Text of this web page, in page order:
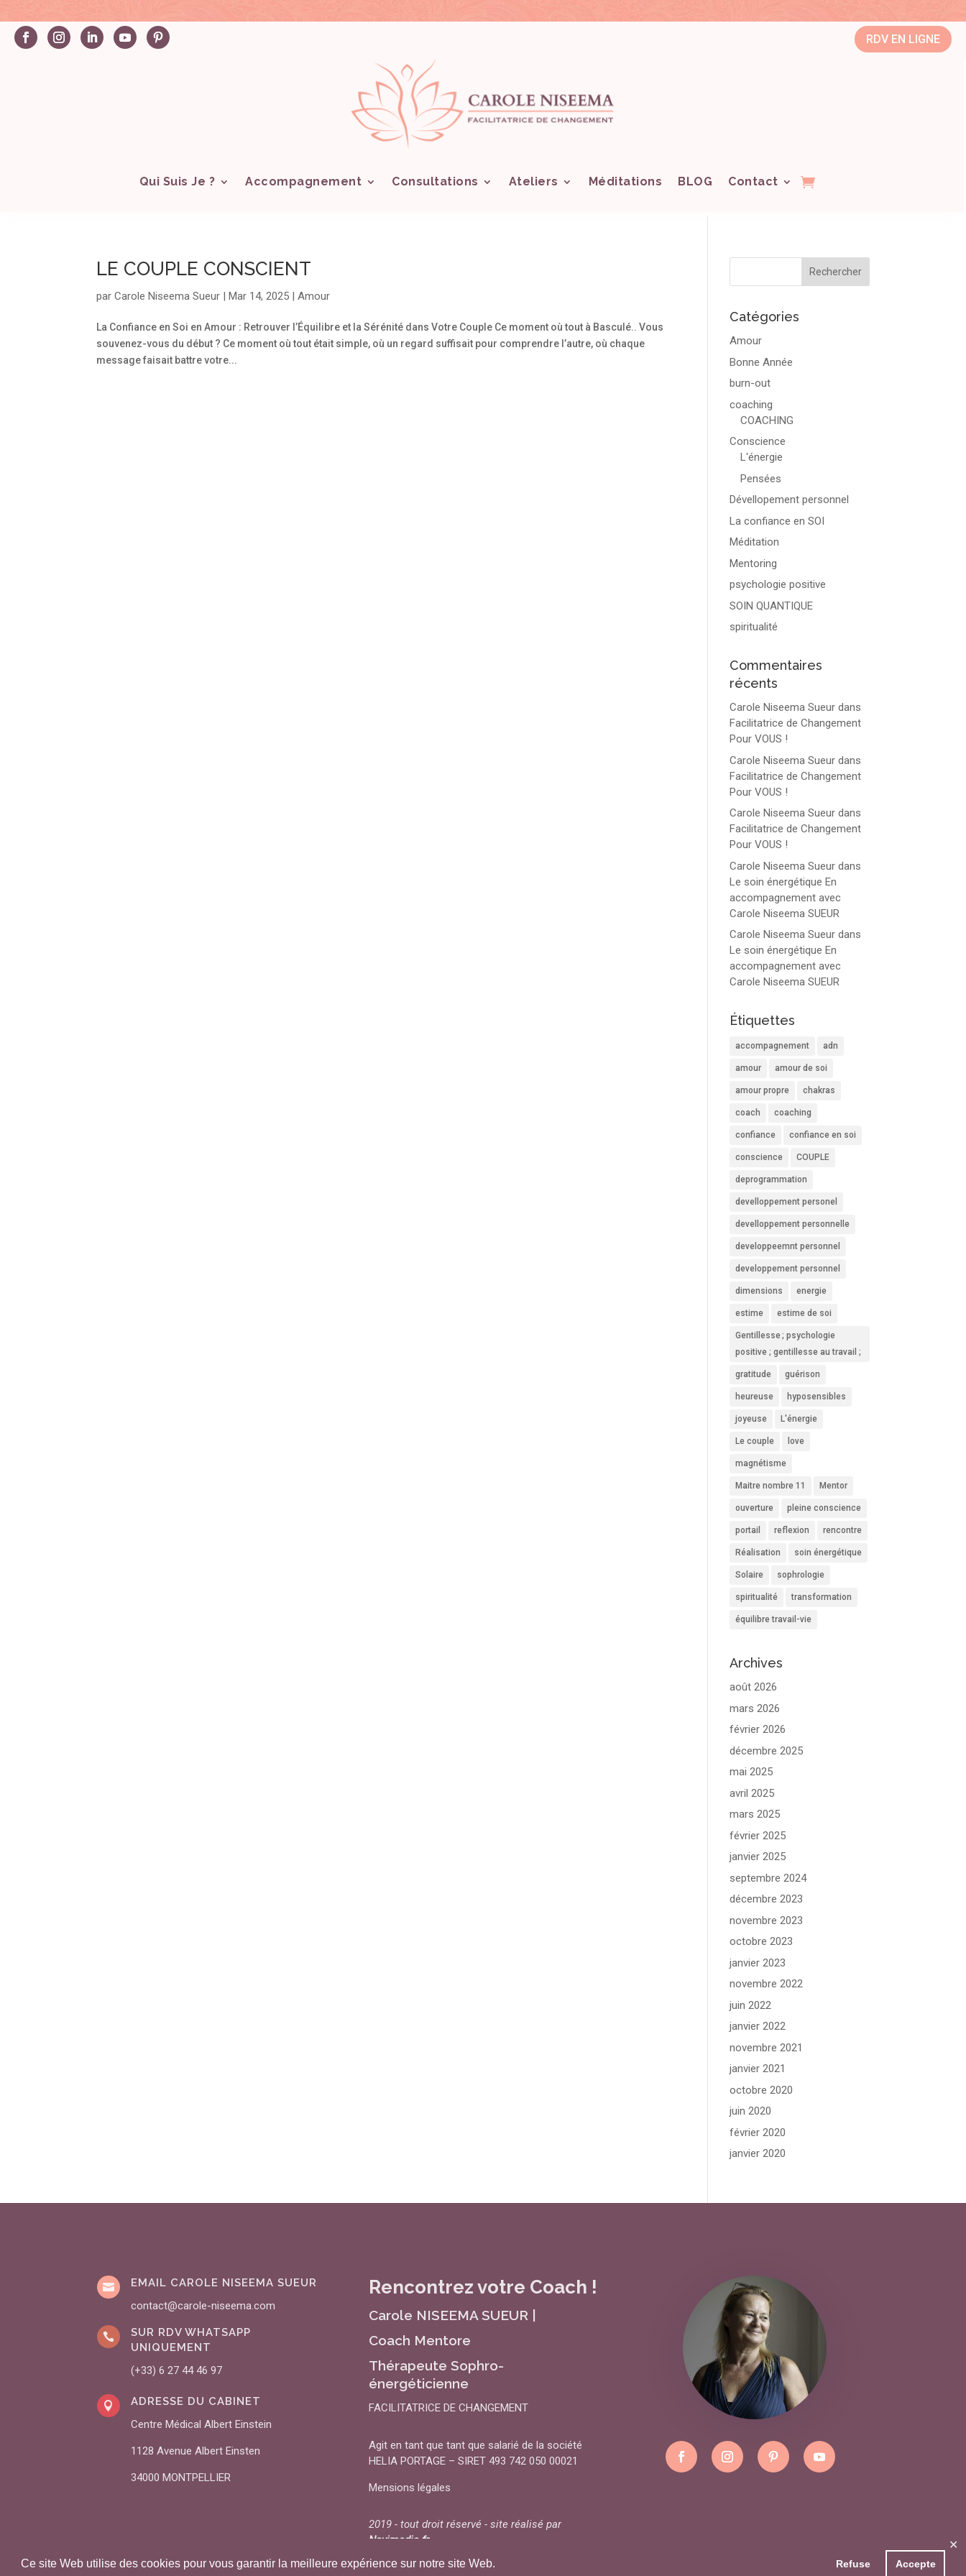
Ce site Web utilise des cookies pour vous garantir la meilleure expérience sur notre site Web. Refuse Accepte
✕
RDV EN LIGNE
Qui Suis Je ? Accompagnement Consultations Ateliers Méditations BLOG Contact
LE COUPLE CONSCIENT
parCarole Niseema Sueur Mar 14, 2025 |Amour
La Confiance en Soi en Amour : Retrouver l’Équilibre et la Sérénité dans Votre Couple Ce moment où tout à Basculé.. Vous
souvenez-vous du début ? Ce moment où tout était simple, où un regard suffisait pour comprendre l’autre, où chaque
message faisait battre votre...
Catégories
Amour
Bonne Année
burn-out
coaching
COACHING
Conscience
L'énergie
Pensées
Dévellopement personnel
La confiance en SOI
Méditation
Mentoring
psychologie positive
SOIN QUANTIQUE
spiritualité
Commentaires
récents
Carole Niseema Sueur dans
Facilitatrice de Changement
Pour VOUS !
Carole Niseema Sueur dans
Facilitatrice de Changement
Pour VOUS !
Carole Niseema Sueur dans
Facilitatrice de Changement
Pour VOUS !
Carole Niseema Sueur dans
Le soin énergétique En
accompagnement avec
Carole Niseema SUEUR
Carole Niseema Sueur dans
Le soin énergétique En
accompagnement avec
Carole Niseema SUEUR
Étiquettes
accompagnement adn
amour amour de soi
amour propre chakras
coach coaching
confiance confiance en soi
conscience COUPLE
deprogrammation
develloppement personel
develloppement personnelle
developpeemnt personnel
developpement personnel
dimensions energie
estime estime de soi
Gentillesse ; psychologie
positive ; gentillesse au travail ;
gratitude guérison
heureuse hyposensibles
joyeuse L'énergie
Le couple love
magnétisme
Maitre nombre 11 Mentor
ouverture pleine conscience
portail reflexion rencontre
Réalisation soin énergétique
Solaire sophrologie
spiritualité transformation
équilibre travail-vie
Archives
août 2026
mars 2026
février 2026
décembre 2025
mai 2025
avril 2025
mars 2025
février 2025
janvier 2025
septembre 2024
décembre 2023
novembre 2023
octobre 2023
janvier 2023
novembre 2022
juin 2022
janvier 2022
novembre 2021
janvier 2021
octobre 2020
juin 2020
février 2020
janvier 2020

EMAIL CAROLE NISEEMA SUEUR
contact@carole-niseema.com

SUR RDV WHATSAPP
UNIQUEMENT
(+33) 6 27 44 46 97

ADRESSE DU CABINET
Centre Médical Albert Einstein
1128 Avenue Albert Einsten
34000 MONTPELLIER
Rencontrez votre Coach !
Carole NISEEMA SUEUR |
Coach Mentore
Thérapeute Sophro-
énergéticienne
FACILITATRICE DE CHANGEMENT
Agit en tant que tant que salarié de la société
HELIA PORTAGE – SIRET 493 742 050 00021
Mensions légales
2019 - tout droit réservé - site réalisé par
Novimedia.fr